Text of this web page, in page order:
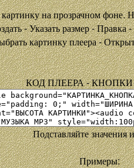
на прозрачном фоне.
- Указать размер -
картинку плеера -
КОД ПЛЕЕРА - КНОПКИ
Подставляйте значения
Примеры: